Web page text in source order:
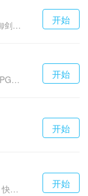
开始
缘
开始
游戏
开始
开始
吧~